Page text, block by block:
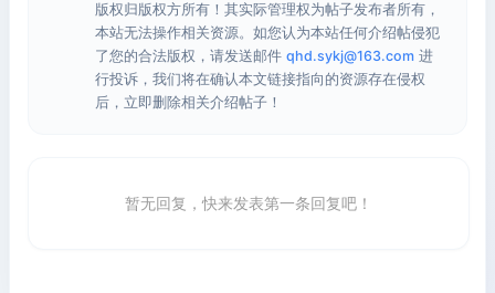
版权归版权方所有！其实际管理权为帖子发布者所有，
本站无法操作相关资源。如您认为本站任何介绍帖侵犯
了您的合法版权，请发送邮件 qhd.sykj@163.com 进
行投诉，我们将在确认本文链接指向的资源存在侵权
后，立即删除相关介绍帖子！
暂无回复，快来发表第一条回复吧！